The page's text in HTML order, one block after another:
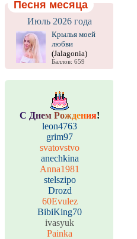
Песня месяца
Июль 2026 года
Крылья моей
любви
(Jalagonia)
Баллов: 659
С Днем Рождения!
leon4763
grim97
svatovstvo
anechkina
Anna1981
stelszipo
Drozd
60Evulez
BibiKing70
ivasyuk
Painka